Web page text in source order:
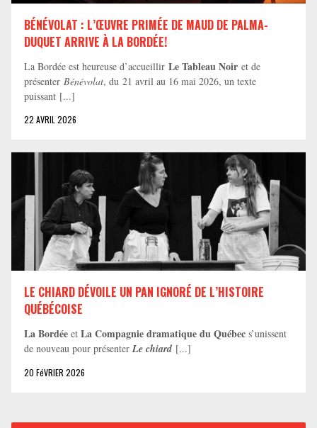
BÉNÉVOLAT : L’ŒUVRE PRIMÉE DE MAUD DE PALMA-
DUQUET ARRIVE À LA BORDÉE!
La Bordée est heureuse d’accueillir Le Tableau Noir et de
présenter Bénévolat, du 21 avril au 16 mai 2026, un texte
puissant [...]
22 AVRIL 2026
LE CHIARD DÉVOILE UN PAN IGNORÉ DE L’HISTOIRE
QUÉBÉCOISE
La Bordée et La Compagnie dramatique du Québec s’unissent
de nouveau pour présenter Le chiard [...]
20 FéVRIER 2026